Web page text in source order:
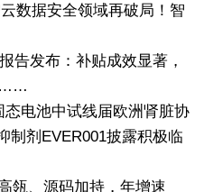
据安全领域再破局！智
发布：补贴成效显著，
……
电池中试线届欧洲肾脏协
制剂EVER001披露积极临
、源码加持，年增速